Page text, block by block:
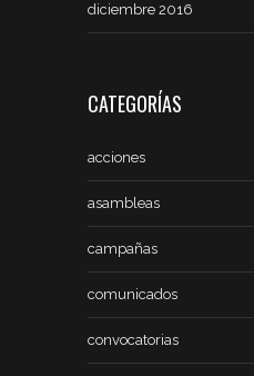
diciembre 2016
CATEGORÍAS
acciones
asambleas
campañas
comunicados
convocatorias